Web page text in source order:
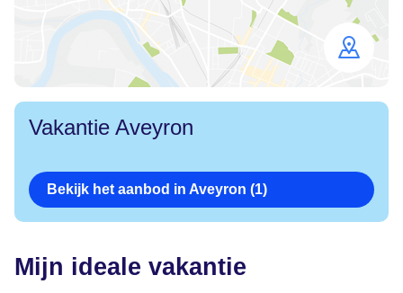
map
Vakantie Aveyron
Bekijk het aanbod in Aveyron (1)
Mijn ideale vakantie